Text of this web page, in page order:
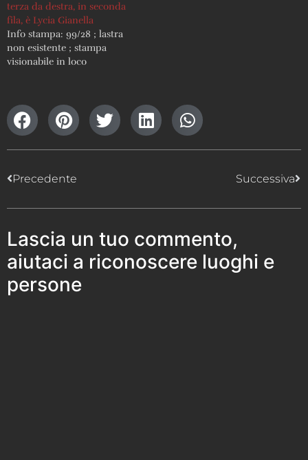
terza da destra, in seconda
fila, è Lycia Gianella
Info stampa: 99/28 ; lastra
non esistente ; stampa
visionabile in loco
Precedente Successiva
Lascia un tuo commento,
aiutaci a riconoscere luoghi e
persone